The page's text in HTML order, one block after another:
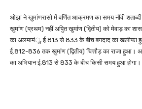
ओझा ने खुमांणरासो में वर्णित आक्रमण का समय नौंवी
खुमांण (प्रथम) नहीं अपिुत खुमांण (द्वितीय) को मेवाड़ का
का अलमामंू, ई.813 से 833 के बीच बगदाद का खलीफा
ई.812-836 तक खुमांण (द्वितीय) चित्तौड़ का राजा हुआ।
का अभियान ई.813 से 833 के बीच किसी समय हुआ होगा।